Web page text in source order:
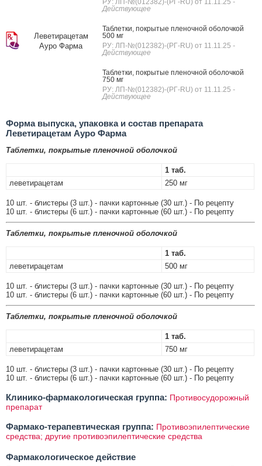
Леветирацетам
Ауро Фарма
РУ: ЛП-№(012382)-(РГ-RU) от 11.11.25 -
Действующее
Таблетки, покрытые пленочной оболочкой
500 мг
РУ: ЛП-№(012382)-(РГ-RU) от 11.11.25 -
Действующее
Таблетки, покрытые пленочной оболочкой
750 мг
РУ: ЛП-№(012382)-(РГ-RU) от 11.11.25 -
Действующее
Форма выпуска, упаковка и состав препарата
Леветирацетам Ауро Фарма
Таблетки, покрытые пленочной оболочкой
1 таб.
леветирацетам
250 мг
10 шт. - блистеры (3 шт.) - пачки картонные (30 шт.) - По рецепту
10 шт. - блистеры (6 шт.) - пачки картонные (60 шт.) - По рецепту
Таблетки, покрытые пленочной оболочкой
1 таб.
леветирацетам
500 мг
10 шт. - блистеры (3 шт.) - пачки картонные (30 шт.) - По рецепту
10 шт. - блистеры (6 шт.) - пачки картонные (60 шт.) - По рецепту
Таблетки, покрытые пленочной оболочкой
1 таб.
леветирацетам
750 мг
10 шт. - блистеры (3 шт.) - пачки картонные (30 шт.) - По рецепту
10 шт. - блистеры (6 шт.) - пачки картонные (60 шт.) - По рецепту
Клинико-фармакологическая группа: Противосудорожный
препарат
Фармако-терапевтическая группа: Противоэпилептические
средства; другие противоэпилептические средства
Фармакологическое действие